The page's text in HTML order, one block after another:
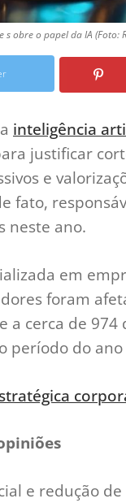
obre o papel da IA (Foto:
inteligência
justificar
e
fato,
neste ano.
em
foram
cerca de
período do
e redução